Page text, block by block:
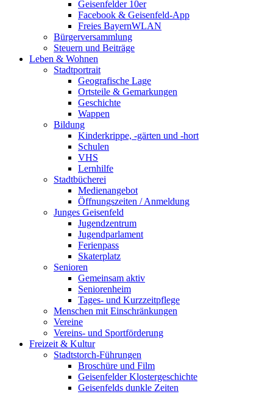
Geisenfelder 10er
Facebook & Geisenfeld-App
Freies BayernWLAN
Bürgerversammlung
Steuern und Beiträge
Leben & Wohnen
Stadtportrait
Geografische Lage
Ortsteile & Gemarkungen
Geschichte
Wappen
Bildung
Kinderkrippe, -gärten und -hort
Schulen
VHS
Lernhilfe
Stadtbücherei
Medienangebot
Öffnungszeiten / Anmeldung
Junges Geisenfeld
Jugendzentrum
Jugendparlament
Ferienpass
Skaterplatz
Senioren
Gemeinsam aktiv
Seniorenheim
Tages- und Kurzzeitpflege
Menschen mit Einschränkungen
Vereine
Vereins- und Sportförderung
Freizeit & Kultur
Stadtstorch-Führungen
Broschüre und Film
Geisenfelder Klostergeschichte
Geisenfelds dunkle Zeiten